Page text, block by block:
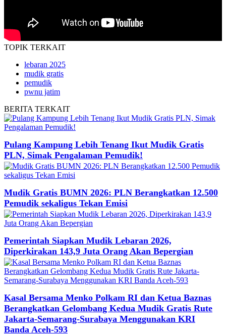
TOPIK TERKAIT
lebaran 2025
mudik gratis
pemudik
pwnu jatim
BERITA TERKAIT
Pulang Kampung Lebih Tenang Ikut Mudik Gratis
PLN, Simak Pengalaman Pemudik!
Mudik Gratis BUMN 2026: PLN Berangkatkan 12.500
Pemudik sekaligus Tekan Emisi
Pemerintah Siapkan Mudik Lebaran 2026,
Diperkirakan 143,9 Juta Orang Akan Bepergian
Kasal Bersama Menko Polkam RI dan Ketua Baznas
Berangkatkan Gelombang Kedua Mudik Gratis Rute
Jakarta-Semarang-Surabaya Menggunakan KRI
Banda Aceh-593